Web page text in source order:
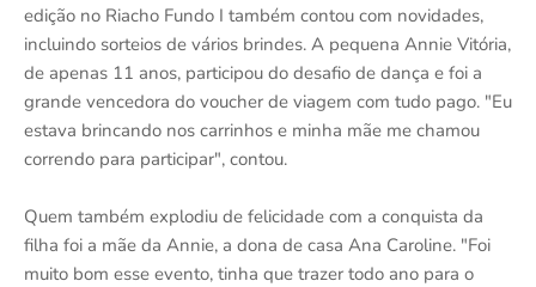
edição no Riacho Fundo I também contou com novidades,
incluindo sorteios de vários brindes. A pequena Annie Vitória,
de apenas 11 anos, participou do desafio de dança e foi a
grande vencedora do voucher de viagem com tudo pago. "Eu
estava brincando nos carrinhos e minha mãe me chamou
correndo para participar", contou.
Quem também explodiu de felicidade com a conquista da
filha foi a mãe da Annie, a dona de casa Ana Caroline. "Foi
muito bom esse evento, tinha que trazer todo ano para o